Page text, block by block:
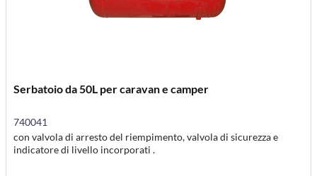
Serbatoio da 50L per caravan e camper
740041
con valvola di arresto del riempimento, valvola di sicurezza e
indicatore di livello incorporati .